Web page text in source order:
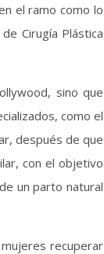
el ramo como lo
Cirugía Plástica
sino que
como el
después de que
con el objetivo
un parto natural
recuperar